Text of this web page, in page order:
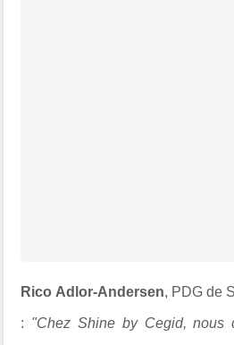
Rico Adlor-Andersen, PDG de
: "Chez Shine by Cegid, nous